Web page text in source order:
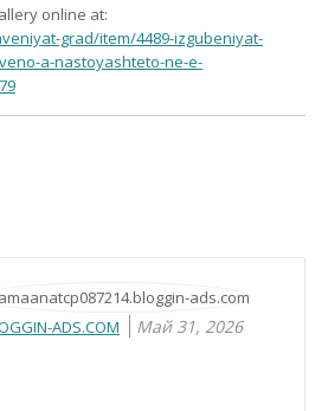
online at:
grad/item/4489-izgubeniyat-
a-nastoyashteto-ne-e-
ADS.COM Май 31, 2026